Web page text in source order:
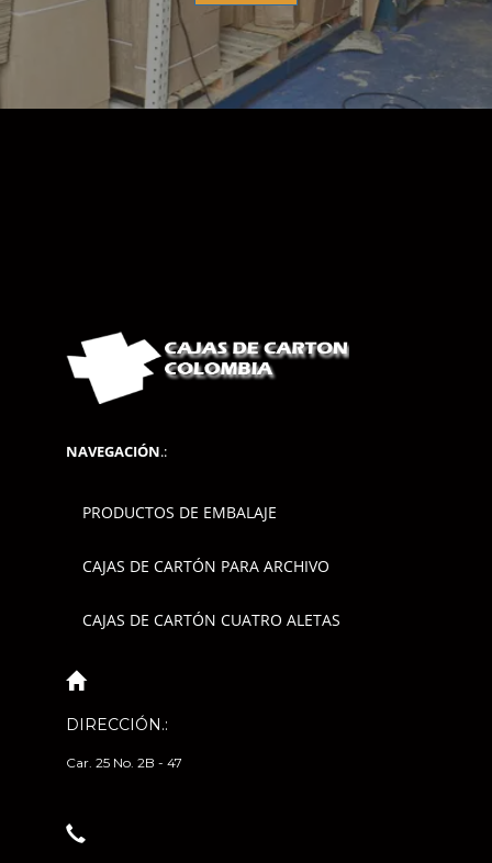
NAVEGACIÓN.:
PRODUCTOS DE EMBALAJE
CAJAS DE CARTÓN PARA ARCHIVO
CAJAS DE CARTÓN CUATRO ALETAS
DIRECCIÓN.:
Car. 25 No. 2B - 47